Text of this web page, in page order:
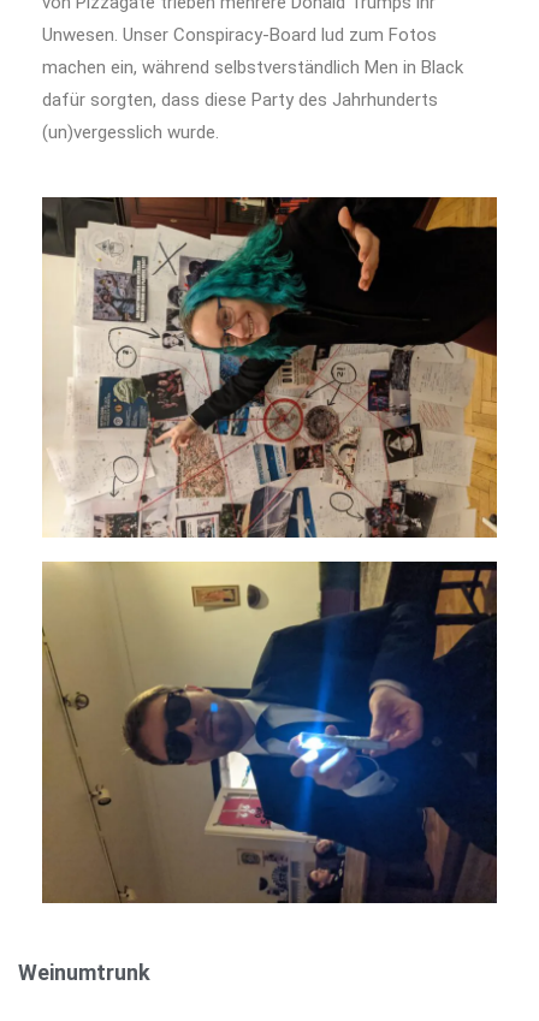
Unwesen. Unser Conspiracy-Board lud zum Fotos
machen ein, während selbstverständlich Men in Black
dafür sorgten, dass diese Party des Jahrhunderts
(un)vergesslich wurde.
Weinumtrunk